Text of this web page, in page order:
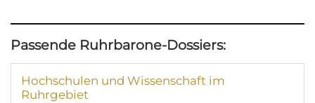
Passende Ruhrbarone-Dossiers:
Hochschulen und Wissenschaft im
Ruhrgebiet